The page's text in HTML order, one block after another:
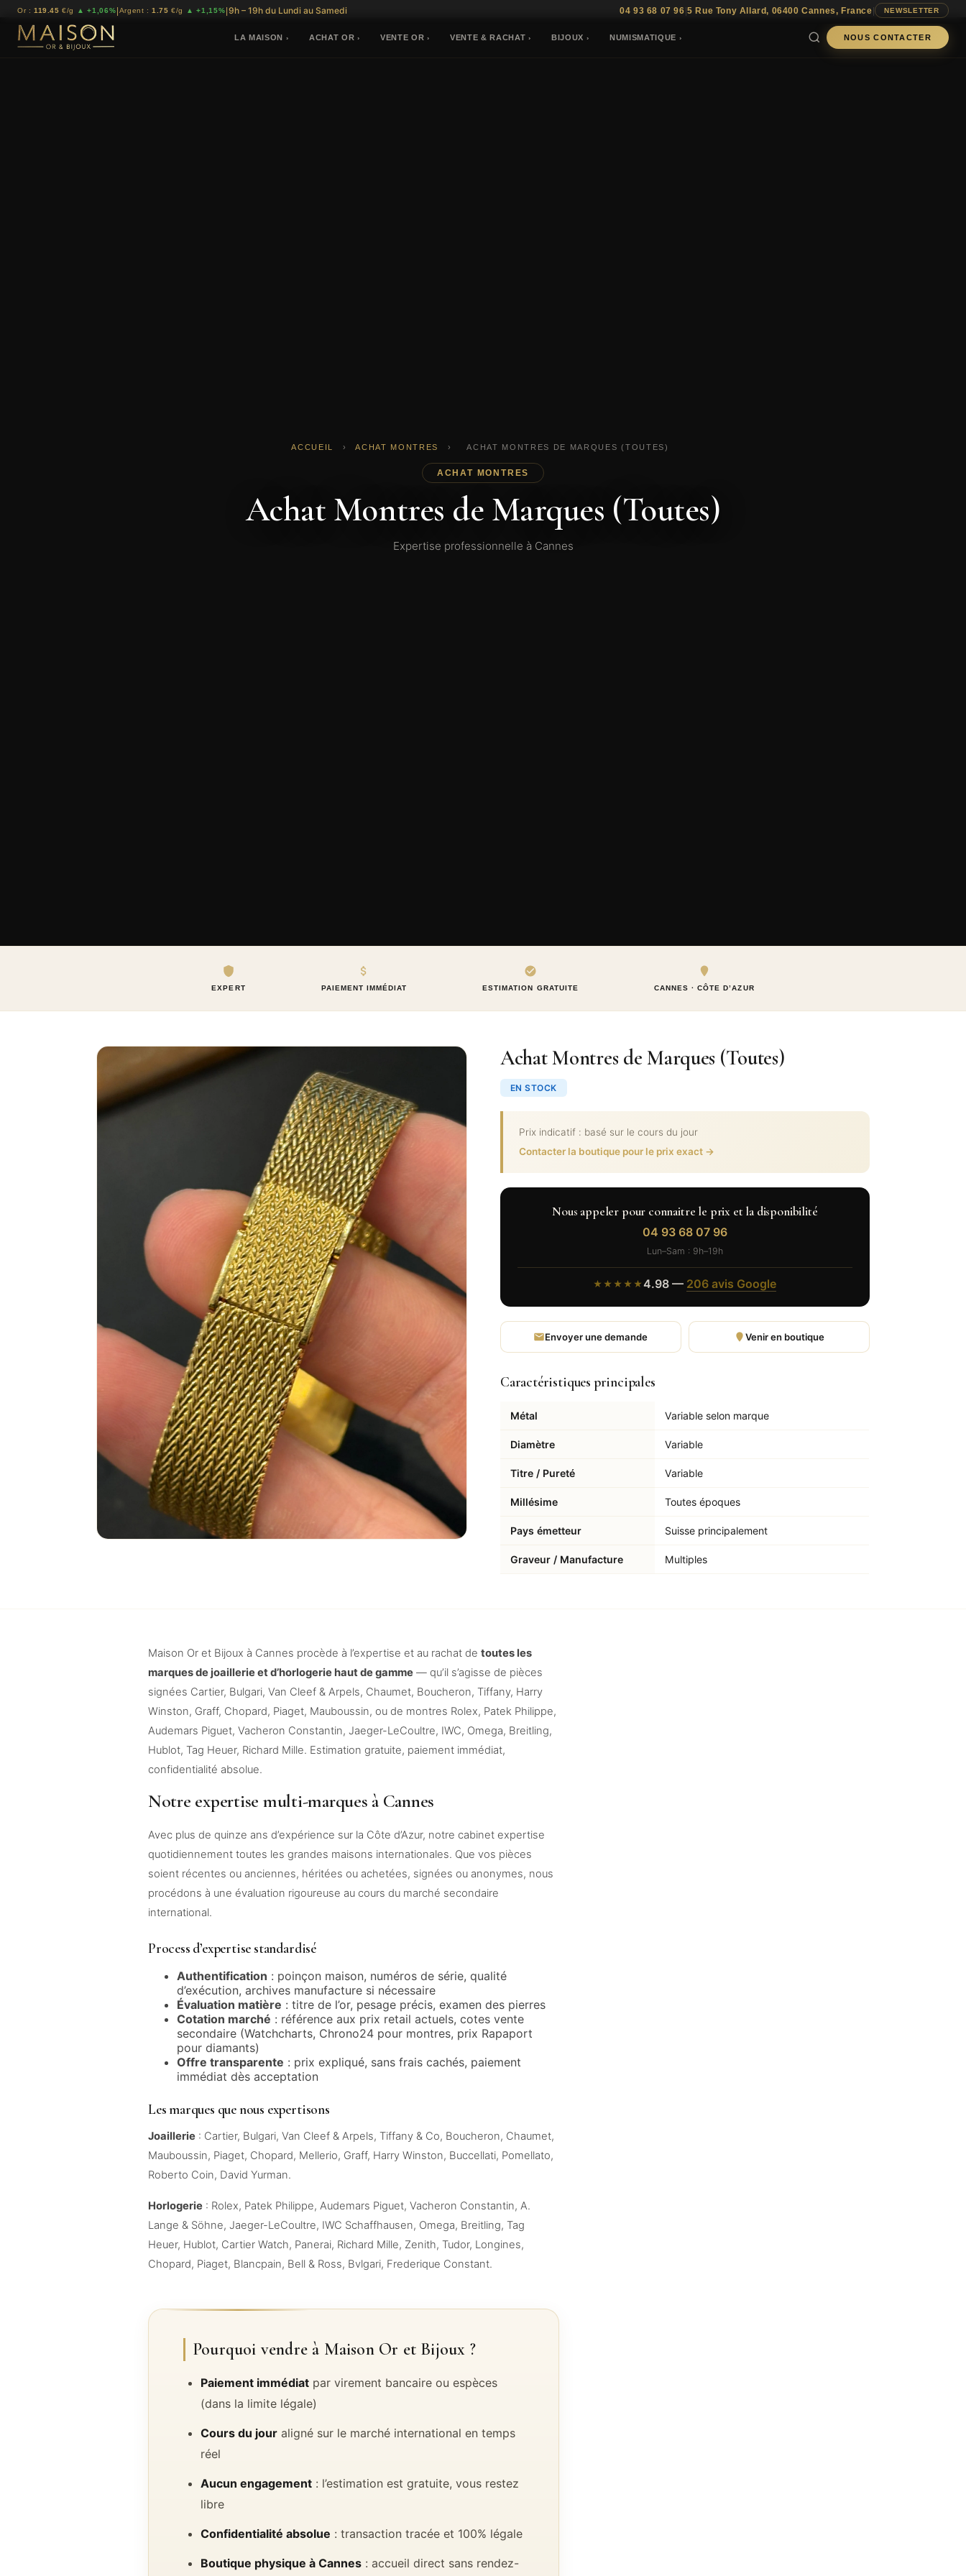
Or : 119.45 €/g ▲ +1,06%|Argent :1.75 €/g ▲ +1,15%|9h – 19h du Lundi au Samedi 04 93 68 07 96|5 Rue Tony Allard, 06400 Cannes, France| NEWSLETTER
LA MAISON › ACHAT OR › VENTE OR › VENTE & RACHAT › BIJOUX › NUMISMATIQUE › NOUS CONTACTER
ACCUEIL › ACHAT MONTRES › ACHAT MONTRES DE MARQUES (TOUTES)
ACHAT MONTRES
Achat Montres de Marques (Toutes)
Expertise professionnelle à Cannes
EXPERT PAIEMENT IMMÉDIAT ESTIMATION GRATUITE CANNES · CÔTE D’AZUR
Achat Montres de Marques (Toutes)
EN STOCK
Prix indicatif : basé sur le cours du jour
Contacter la boutique pour le prix exact →
Nous appeler pour connaitre le prix et la disponibilité
04 93 68 07 96
Lun–Sam : 9h–19h
★★★★★4.98 — 206 avis Google
Envoyer une demande Venir en boutique
Caractéristiques principales
Métal Variable selon marque
Diamètre Variable
Titre / Pureté Variable
Millésime Toutes époques
Pays émetteur Suisse principalement
Graveur / Manufacture Multiples
Maison Or et Bijoux à Cannes procède à l’expertise et au rachat de toutes les
marques de joaillerie et d’horlogerie haut de gamme— qu’il s’agisse de pièces
signées Cartier, Bulgari, Van Cleef & Arpels, Chaumet, Boucheron, Tiffany, Harry
Winston, Graff, Chopard, Piaget, Mauboussin, ou de montres Rolex, Patek Philippe,
Audemars Piguet, Vacheron Constantin, Jaeger-LeCoultre, IWC, Omega, Breitling,
Hublot, Tag Heuer, Richard Mille. Estimation gratuite, paiement immédiat,
confidentialité absolue.
Notre expertise multi-marques à Cannes
Avec plus de quinze ans d’expérience sur la Côte d’Azur, notre cabinet expertise
quotidiennement toutes les grandes maisons internationales. Que vos pièces
soient récentes ou anciennes, héritées ou achetées, signées ou anonymes, nous
procédons à une évaluation rigoureuse au cours du marché secondaire
international.
Process d’expertise standardisé
Authentification : poinçon maison, numéros de série, qualité
d’exécution, archives manufacture si nécessaire
Évaluation matière : titre de l’or, pesage précis, examen des pierres
Cotation marché : référence aux prix retail actuels, cotes vente
secondaire (Watchcharts, Chrono24 pour montres, prix Rapaport
pour diamants)
Offre transparente : prix expliqué, sans frais cachés, paiement
immédiat dès acceptation
Les marques que nous expertisons
Joaillerie: Cartier, Bulgari, Van Cleef & Arpels, Tiffany & Co, Boucheron, Chaumet,
Mauboussin, Piaget, Chopard, Mellerio, Graff, Harry Winston, Buccellati, Pomellato,
Roberto Coin, David Yurman.
Horlogerie: Rolex, Patek Philippe, Audemars Piguet, Vacheron Constantin, A.
Lange & Söhne, Jaeger-LeCoultre, IWC Schaffhausen, Omega, Breitling, Tag
Heuer, Hublot, Cartier Watch, Panerai, Richard Mille, Zenith, Tudor, Longines,
Chopard, Piaget, Blancpain, Bell & Ross, Bvlgari, Frederique Constant.
Pourquoi vendre à Maison Or et Bijoux ?
Paiement immédiatpar virement bancaire ou espèces
(dans la limite légale)
Cours du jouraligné sur le marché international en temps
réel
Aucun engagement: l’estimation est gratuite, vous restez
libre
Confidentialité absolue : transaction tracée et 100% légale
Boutique physique à Cannes: accueil direct sans rendez-